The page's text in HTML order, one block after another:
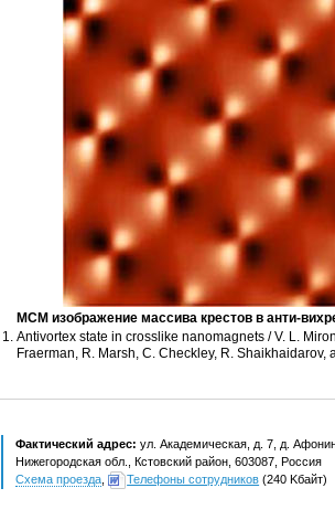
МСМ изображение массива крестов ванти-
Antivortex state in crosslike nanomagnets / V. L.
Fraerman, R. Marsh, C. Checkley, R.
Фактический адрес: ул. Академическая, д. 7, д.
Нижегородская обл., Кстовский район, 603087, Россия
Схема проезда
Телефоны сотрудников (240 Kбайт)